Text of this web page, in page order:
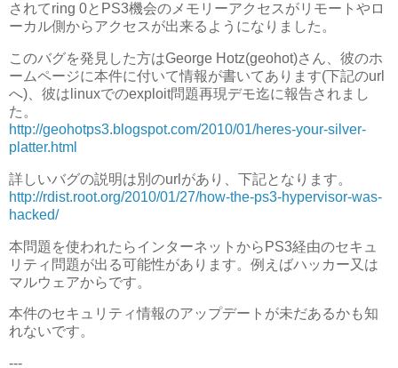
されてring 0とPS3機会のメモリーアクセスがリモートやロ
ーカル側からアクセスが出来るようになりました。
このバグを発見した方はGeorge Hotz(geohot)さん、彼のホ
ームページに本件に付いて情報が書いてあります(下記のurl
へ)、彼はlinuxでのexploit問題再現デモ迄に報告されまし
た。
http://geohotps3.blogspot.com/2010/01/heres-your-silver-
platter.html
詳しいバグの説明は別のurlがあり、下記となります。
http://rdist.root.org/2010/01/27/how-the-ps3-hypervisor-was-
hacked/
本問題を使われたらインターネットからPS3経由のセキュ
リティ問題が出る可能性があります。例えばハッカー又は
マルウェアからです。
本件のセキュリティ情報のアップデートが未だあるかも知
れないです。
---